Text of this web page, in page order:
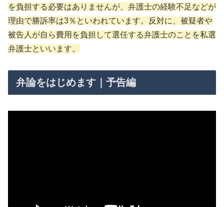
を負担する必要はありませんが、弁護士の経験不足などが
理由で勝訴率は3％といわれています。反対に、被疑者や
被告人が自ら費用を負担して選任する弁護士のことを私選
弁護士といいます。
弁論をはじめます｜予告編